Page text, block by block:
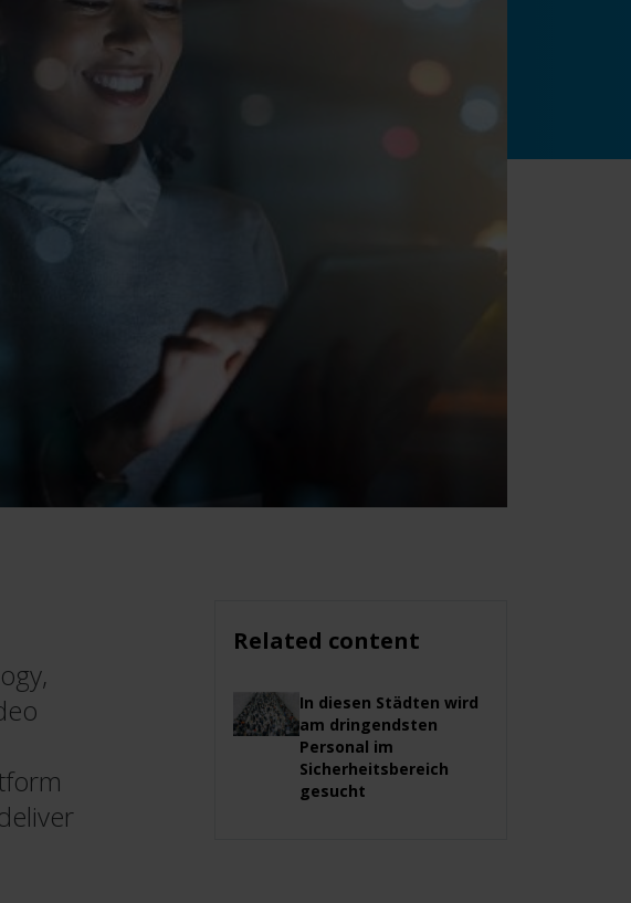
Related content
In diesen Städten wird
am dringendsten
Personal im
Sicherheitsbereich
gesucht